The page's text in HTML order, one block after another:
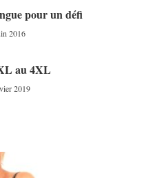
pour un défi
2016
au 4XL
2019